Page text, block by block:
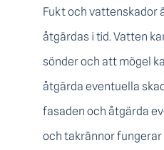
Fukt och vattenskador
åtgärdas i tid. Vatten
sönder och att mögel
åtgärda eventuella
fasaden och åtgärda
och takrännor